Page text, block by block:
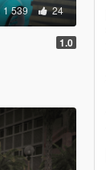
1 539 24
1.0